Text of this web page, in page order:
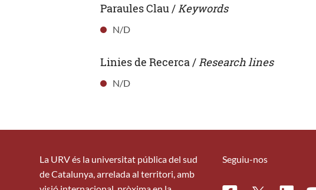
Paraules Clau / Keywords
N/D
Linies de Recerca / Research lines
N/D
La URV és la universitat pública del sud
de Catalunya, arrelada al territori, amb
Seguiu-nos